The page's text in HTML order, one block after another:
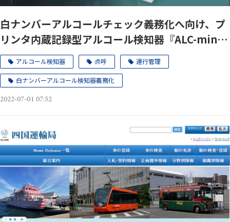
白ナンバーアルコールチェック義務化へ向け、プ
リンタ内蔵記録型アルコール検知器『ALC-mini
Ⅳ IC 』記録紙フォーマットをバージョンアッ
プ！
アルコール検知器 点呼 運行管理
白ナンバーアルコール検知器義務化
2022-07-01 07:52